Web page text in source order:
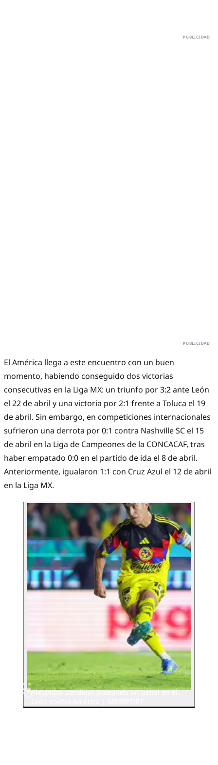
El América llega a este encuentro con un buen
momento, habiendo conseguido dos victorias
consecutivas en la Liga MX: un triunfo por 3:2 ante León
el 22 de abril y una victoria por 2:1 frente a Toluca el 19
de abril. Sin embargo, en competiciones internacionales
sufrieron una derrota por 0:1 contra Nashville SC el 15
de abril en la Liga de Campeones de la CONCACAF, tras
haber empatado 0:0 en el partido de ida el 8 de abril.
Anteriormente, igualaron 1:1 con Cruz Azul el 12 de abril
en la Liga MX.
Alejandro Zendejas pateando un penal en el